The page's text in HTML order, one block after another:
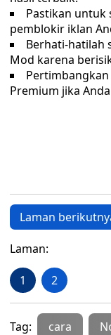
Pastikan untuk
pemblokir iklan
Berhati-hatilah
Mod karena
Premium jika
Laman
Laman:
1 2
Tag: cara